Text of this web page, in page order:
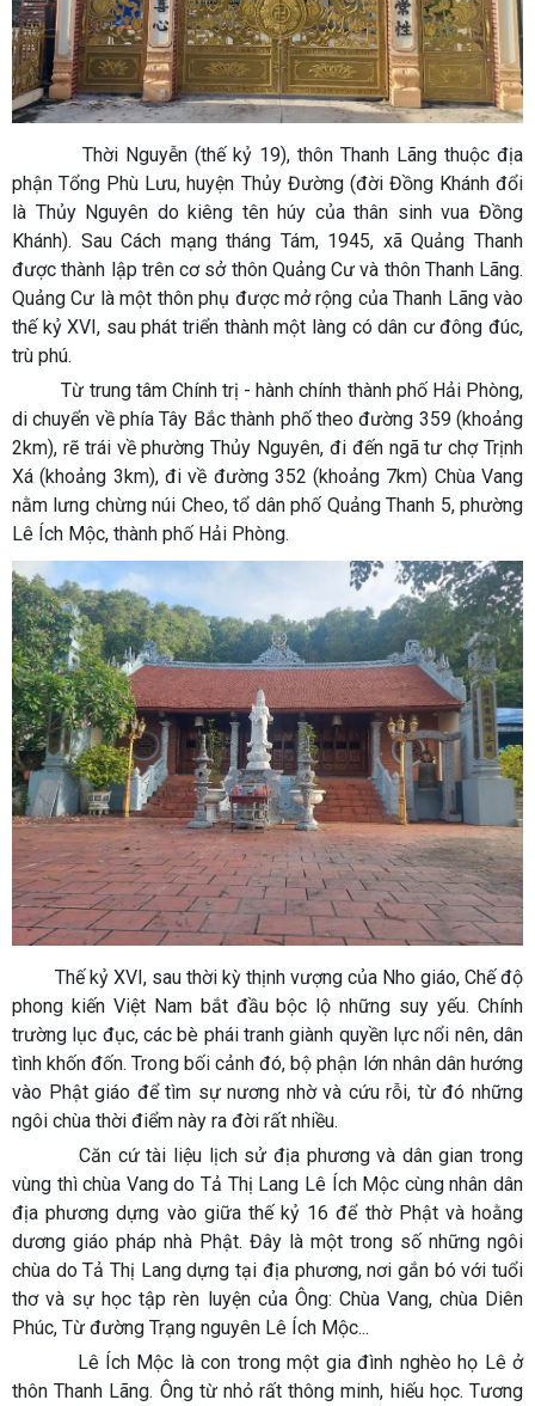
Thời Nguyễn (thế kỷ 19), thôn Thanh Lãng thuộc địa
phận Tổng Phù Lưu, huyện Thủy Đường (đời Đồng Khánh đổi
là Thủy Nguyên do kiêng tên húy của thân sinh vua Đồng
Khánh). Sau Cách mạng tháng Tám, 1945, xã Quảng Thanh
được thành lập trên cơ sở thôn Quảng Cư và thôn Thanh Lãng.
Quảng Cư là một thôn phụ được mở rộng của Thanh Lãng vào
thế kỷ XVI, sau phát triển thành một làng có dân cư đông đúc,
trù phú.
Từ trung tâm Chính trị - hành chính thành phố Hải Phòng,
di chuyển về phía Tây Bắc thành phố theo đường 359 (khoảng
2km), rẽ trái về phường Thủy Nguyên, đi đến ngã tư chợ Trịnh
Xá (khoảng 3km), đi về đường 352 (khoảng 7km) Chùa Vang
nằm lưng chừng núi Cheo, tổ dân phố Quảng Thanh 5, phường
Lê Ích Mộc, thành phố Hải Phòng.
Thế kỷ XVI, sau thời kỳ thịnh vượng của Nho giáo, Chế độ
phong kiến Việt Nam bắt đầu bộc lộ những suy yếu. Chính
trường lục đục, các bè phái tranh giành quyền lực nổi nên, dân
tình khốn đốn. Trong bối cảnh đó, bộ phận lớn nhân dân hướng
vào Phật giáo để tìm sự nương nhờ và cứu rỗi, từ đó những
ngôi chùa thời điểm này ra đời rất nhiều.
Căn cứ tài liệu lịch sử địa phương và dân gian trong
vùng thì chùa Vang do Tả Thị Lang Lê Ích Mộc cùng nhân dân
địa phương dựng vào giữa thế kỷ 16 để thờ Phật và hoằng
dương giáo pháp nhà Phật. Đây là một trong số những ngôi
chùa do Tả Thị Lang dựng tại địa phương, nơi gắn bó với tuổi
thơ và sự học tập rèn luyện của Ông: Chùa Vang, chùa Diên
Phúc, Từ đường Trạng nguyên Lê Ích Mộc...
Lê Ích Mộc là con trong một gia đình nghèo họ Lê ở
thôn Thanh Lãng. Ông từ nhỏ rất thông minh, hiếu học. Tương